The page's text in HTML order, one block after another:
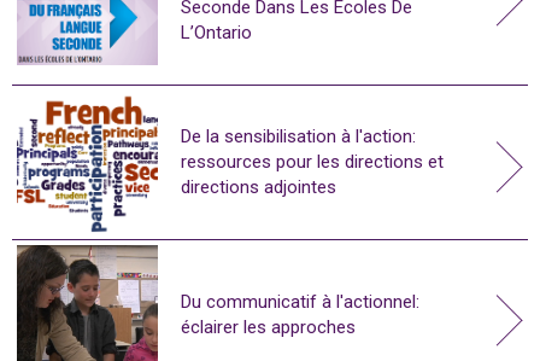
Seconde Dans Les Écoles De
L’Ontario
De la sensibilisation à l'action:
ressources pour les directions et
directions adjointes
Du communicatif à l'actionnel:
éclairer les approches